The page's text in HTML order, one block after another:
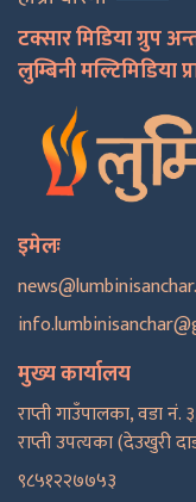
टक्सार मिडिया ग्रुप
लुम्बिनी मल्टिमिडिया
इमेलः
मुख्य कार्यालय
राप्ती गाउँपालका, वडा नं.
राप्ती उपत्यका (देउखुरी
९८५१२२७७५३